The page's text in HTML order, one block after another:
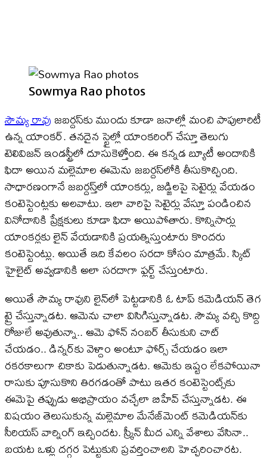
Sowmya Rao photos
సౌమ్య రావుజబర్దస్‌కు ముందు కూడా జనాల్లో మంచి పాపులారిటీ
ఉన్న యాంకర్. తనదైన స్టైల్లో యాంకరింగ్ చేస్తూ తెలుగు
టెలివిజన్ ఇండస్ట్రీలో దూసుకెళ్తోంది. ఈ కన్నడ బ్యూటీ అందానికి
ఫిదా అయిన మల్లెమాల ఈమెను జబర్దస్‌లోకి తీసుకొచ్చింది.
సాధారణంగానే జబర్దస్త్‌లో యాంకర్లు, జడ్జిలపై సెటైర్లు వేయడం
కంటెస్టెంట్లకు అలవాటు. ఇలా వారిపై సెటైర్లు వేస్తూ పండించిన
వినోదానికి ప్రేక్షకులు కూడా ఫిదా అయిపోతారు. కొన్నిసార్లు
యాంకర్లకు లైన్ వేయడానికి ప్రయత్నిస్తుంటారు కొందరు
కంటెస్టెంట్లు. అయితే ఇది కేవలం సరదా కోసం మాత్రమే. స్కిట్
హైలైట్ అవ్వడానికి అలా సరదాగా ఫ్లర్ట్ చేస్తుంటారు.
అయితే సౌమ్య రావుని లైన్‌లో పెట్టడానికి ఓ టాప్ కమెడియన్ తెగ
ట్రై చేస్తున్నాడట. ఆమెను చాలా విసిగిస్తున్నాడట. సౌమ్య వచ్చి కొద్ది
రోజులే అవుతున్నా.. ఆమె ఫోన్ నంబర్ తీసుకుని చాట్
చేయడం.. డిన్నర్‌కు వెళ్దాం అంటూ ఫోర్స్ చేయడం ఇలా
రకరకాలుగా చికాకు పెడుతున్నాడట. ఆమెకు ఇష్టం లేకపోయినా
రాసుకు పూసుకొని తిరగడంతో పాటు ఇతర కంటెస్టెంట్స్‌కు
ఈమెపై తప్పుడు అభిప్రాయం వచ్చేలా బిహేవ్ చేస్తున్నాడట. ఈ
విషయం తెలుసుకున్న మల్లెమాల మేనేజ్‌మెంట్ కమెడియన్‌కు
సీరియస్ వార్నింగ్ ఇచ్చిందట. స్క్రీన్ మీద ఎన్ని వేశాలు వేసినా..
బయట ఒళ్లు దగ్గర పెట్టుకుని ప్రవర్తించాలని హెచ్చరించారట.